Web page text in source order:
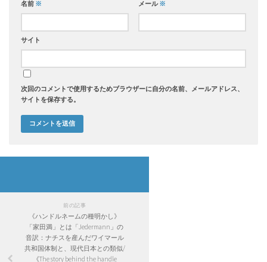
名前 ※ メール※
サイト
次回のコメントで使用するためブラウザーに自分の名前、メールアドレス、
サイトを保存する。
前の記事
《ハンドルネームの種明かし》
「家田満」とは「Jedermann」の
音訳：ナチスを産んだワイマール
共和国体制と、現代日本との類似/
《The story behind the handle